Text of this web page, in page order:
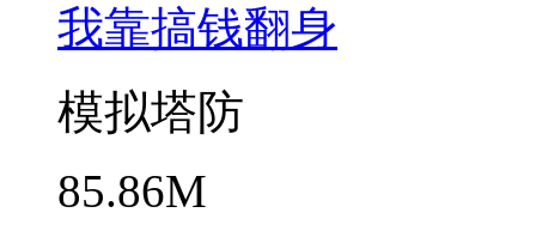
我靠搞钱翻身
模拟塔防
85.86M